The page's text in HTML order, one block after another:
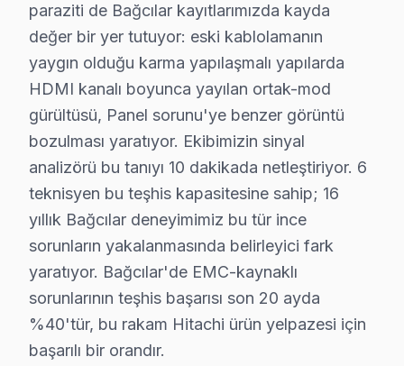
· Başakşehir Hitachi
· Bayrampaşa Hitachi
· Beşiktaş Hitachi
· Beylikdüzü Hitachi
Bağcılar Diğer Marka Servisleri
· Bağcılar Hi-Level
· Bağcılar iFFALCON
· Bağcılar Samsung
· Bağcılar LG
· Bağcılar Panasonic
· Bağcılar Toshiba
paraziti de Bağcılar kayıtlarımızda kayda
değer bir yer tutuyor: eski kablolamanın
yaygın olduğu karma yapılaşmalı yapılarda
HDMI kanalı boyunca yayılan ortak-mod
gürültüsü, Panel sorunu'ye benzer görüntü
bozulması yaratıyor. Ekibimizin sinyal
analizörü bu tanıyı 10 dakikada netleştiriyor. 6
teknisyen bu teşhis kapasitesine sahip; 16
yıllık Bağcılar deneyimimiz bu tür ince
sorunların yakalanmasında belirleyici fark
yaratıyor. Bağcılar'de EMC-kaynaklı
sorunlarının teşhis başarısı son 20 ayda
%40'tür, bu rakam Hitachi ürün yelpazesi için
başarılı bir orandır.